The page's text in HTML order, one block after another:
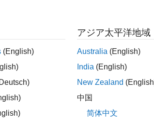
て登録されたすべての基本設定の値を'ask'
を呼び出すとダイアログ ボ
数setpref を使用します。
(English)
アジア太平洋地域
Australia (English)
India (English)
New Zealand
中国
简体中文